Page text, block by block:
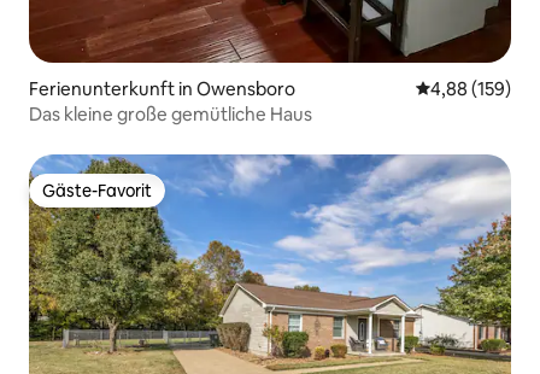
Ferienunterkunft in Owensboro
4,88 (159)
Das kleine große gemütliche Haus
Gäste-Favorit
Gäste-Favorit